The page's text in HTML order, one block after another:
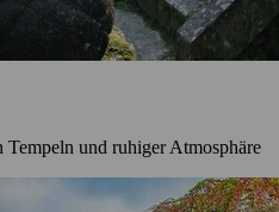
Tempeln und ruhiger Atmosphäre